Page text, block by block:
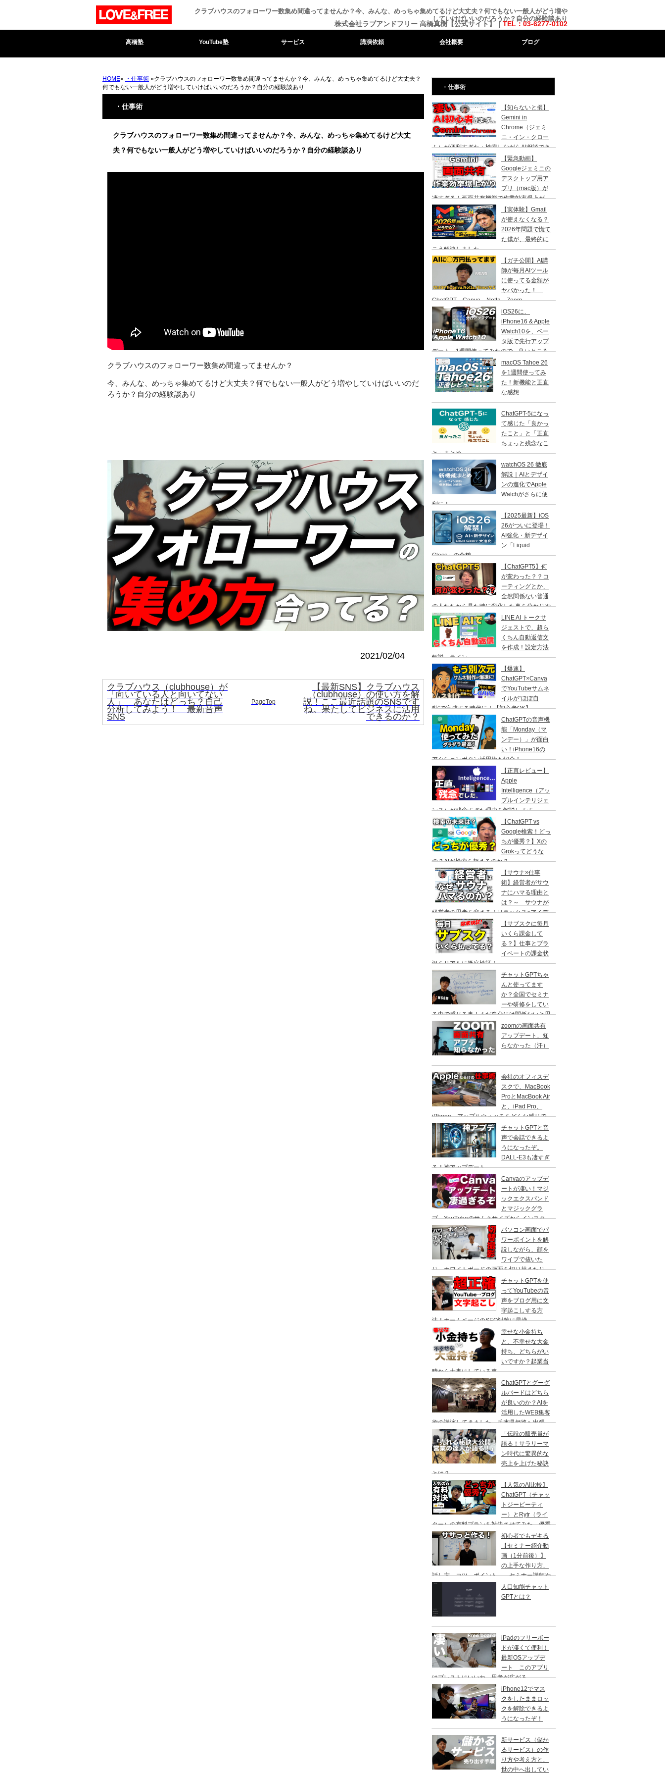
クラブハウスのフォローワー数集め間違ってませんか？今、みんな、めっちゃ集めてるけど大丈夫？何でもない一般人がどう増や
していけばいいのだろうか？自分の経験談あり
株式会社ラブアンドフリー 高橋真樹【公式サイト】｜TEL：03-6277-0102
高橋塾 YouTube塾 サービス 講演依頼 会社概要 ブログ
HOME» ・仕事術 »クラブハウスのフォローワー数集め間違ってませんか？今、みんな、めっちゃ集めてるけど大丈夫？
何でもない一般人がどう増やしていけばいいのだろうか？自分の経験談あり
・仕事術
クラブハウスのフォローワー数集め間違ってませんか？今、みんな、めっちゃ集めてるけど大丈
夫？何でもない一般人がどう増やしていけばいいのだろうか？自分の経験談あり
クラブハウスのフォローワー数集め間違ってませんか？
今、みんな、めっちゃ集めてるけど大丈夫？何でもない一般人がどう増やしていけばいいのだ
ろうか？自分の経験談あり
2021/02/04
クラブハウス（clubhouse）が
「向いている人と向いてない
人」 あなたはどっち？自己
分析してみよう！ 最新音声
SNS
PageTop
【最新SNS】クラブハウス
（clubhouse）の使い方を解
説！ここ最近話題のSNSです
ね。果たしてビジネスに活用
できるのか？
・仕事術
【知らないと損】
Gemini in
Chrome（ジェミ
ニ・イン・クロー
ム）が便利すぎた・検索しながらAI相談でき
る時代になりました。AI初心者の社長向け
【緊急動画】
Googleジェミニの
デスクトップ用ア
プリ（mac版）が
凄すぎる！画面共有機能で作業効率爆上が
り！
【実体験】Gmail
が使えなくなる？
2026年問題で慌て
た僕が、最終的に
こう解決しました
【ガチ公開】AI講
師が毎月AIツール
に使ってる金額が
ヤバかった！
ChatGPT、Canva、Notta、Zoom、
FIMORA…などなど
iOS26に、
iPhone16 & Apple
Watch10を、ベー
タ版で先行アップ
デート。1週間使ってみたので、良いところ
悪いところ、その感想をお伝えします。
macOS Tahoe 26
を1週間使ってみ
た！新機能と正直
な感想
ChatGPT-5になっ
て感じた「良かっ
たこと」と「正直
ちょっと残念なこ
と」まとめ
watchOS 26 徹底
解説｜AIとデザイ
ンの進化でApple
Watchがさらに便
利に！
【2025最新】iOS
26がついに登場！
AI強化・新デザイ
ン「Liquid
Glass」の全貌
【ChatGPT5】何
が変わった？？コ
ーティングとか、
全然関係ない普通
の人たちから見た時に変化した事を分かりや
すく解説！
LINE AI トークサ
ジェストで、超ら
くちん自動返信文
を作成！設定方法
解説 ライン
【爆速】
ChatGPT×Canva
でYouTubeサムネ
イルが“ほぼ自
動”で完成する時代に！【初心者OK】
ChatGPTの音声機
能「Monday（マ
ンデー）」が面白
い！iPhone16の
アクションボタン活用術も紹介！
【正直レビュー】
Apple
Intelligence（アッ
プルインテリジェ
ンス）が残念すぎた理由を解説します
【ChatGPT vs
Google検索！どっ
ちが優秀？】Xの
Grokってどうな
の？AIが検索を超えるのか？
【サウナ×仕事
術】経営者がサウ
ナにハマる理由と
は？～ サウナが
経営者の思考を変える！リラックス×アイデ
ア創出の最強ツール ～
【サブスクに毎月
いくら課金して
る？】仕事とプラ
イベートの課金状
況をリアルに徹底検証！
チャットGPTちゃ
んと使ってます
か？全国でセミナ
ーや研修をしてい
る中で感じる事！まだ自分には関係ないと思
っていませんか？
zoomの画面共有
アップデート、知
らなかった（汗）
会社のオフィスデ
スクで、MacBook
ProとMacBook Air
と、iPad Pro、
iPhone、アップルウォッチをどんな感じで
使って仕事をしているのかをご紹介！Macで
普段使っているアプリも
チャットGPTと音
声で会話できるよ
うになったぞ。
DALL-E3も凄すぎ
る！神アップデート
Canvaのアップデ
ートが凄い！マジ
ックエクスパンド
とマジックグラ
ブ、YouTubeのサムネサイズからインスタ
グラムの正方形へ、人物を自動で切り抜いて
動かす事ができる、やり方を解説。
パソコン画面でパ
ワーポイントを解
説しながら、顔を
ワイプで抜いた
り、ホワイトボードの画面を切り替えたり
MacBook Pro×スイッチャーで自由自在に切
替撮影！
チャットGPTを使
ってYouTubeの音
声をブログ用に文
字起こしする方
法！ホームページのSEO対策に最適
幸せな小金持ち
と、不幸せな大金
持ち、どちらがい
いですか？起業当
時から大事にしている事
ChatGPTとグーグ
ルバードはどちら
が良いのか？AIを
活用したWEB集客
術の講演してきました。兵庫県姫路へ出張
「伝説の販売員が
語る！サラリーマ
ン時代に驚異的な
売上を上げた秘訣
とは？」
【人気のAI比較】
ChatGPT（チャッ
トジーピーティ
ー）とRytr（ライ
ター）の有料プランを対決させてみた。優秀
なのはどっちなのか？
初心者でもデキる
【セミナー紹介動
画（1分前後）】
の上手な作り方、
話し方、コツ、ポイント、 セミナー講師や
研修講師の方ご参考に
人口知能チャット
GPTとは？
iPadのフリーボー
ドが凄くて便利！
最新OSアップデ
ート このアプリ
はブレストにいいね。思考が広がる。
iPhone12でマス
クをしたままロッ
クを解除できるよ
うになったぞ！
新サービス（儲か
るサービス）の作
り方や考え方と、
世の中へ出してい